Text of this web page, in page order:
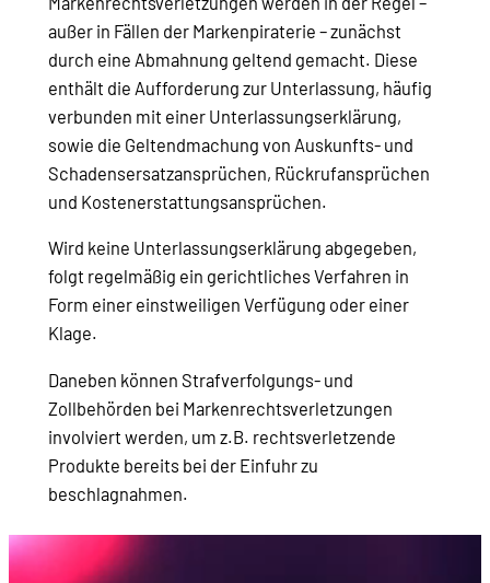
außer in Fällen der Markenpiraterie – zunächst
durch eine Abmahnung geltend gemacht. Diese
enthält die Aufforderung zur Unterlassung, häufig
verbunden mit einer Unterlassungserklärung,
sowie die Geltendmachung von Auskunfts- und
Schadensersatzansprüchen, Rückrufansprüchen
und Kostenerstattungsansprüchen.
Wird keine Unterlassungserklärung abgegeben,
folgt regelmäßig ein gerichtliches Verfahren in
Form einer einstweiligen Verfügung oder einer
Klage.
Daneben können Strafverfolgungs- und
Zollbehörden bei Markenrechtsverletzungen
involviert werden, um z.B. rechtsverletzende
Produkte bereits bei der Einfuhr zu
beschlagnahmen.